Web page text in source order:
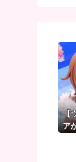
【
【
ニ
韓
元
【
【
【
【
ア